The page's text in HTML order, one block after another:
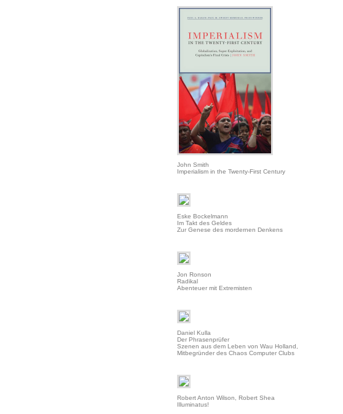
John Smith
Imperialism in the Twenty-First Century
Eske Bockelmann
Im Takt des Geldes
Zur Genese des mordernen Denkens
Jon Ronson
Radikal
Abenteuer mit Extremisten
Daniel Kulla
Der Phrasenprüfer
Szenen aus dem Leben von Wau Holland,
Mitbegründer des Chaos Computer Clubs
Robert Anton Wilson, Robert Shea
Illuminatus!